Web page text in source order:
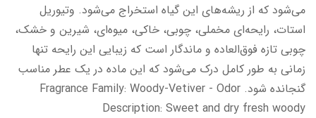
می‌شود که از ریشه‌های این گیاه استخراج می‌شود. وتیوریل
استات، رایحه‌ای مخملی، چوبی، خاکی، میوه‌ای، شیرین و خشک،
چوبی تازه فوق‌العاده و ماندگار است که زیبایی این رایحه تنها
زمانی به طور کامل درک می‌شود که این ماده در یک عطر مناسب
گنجانده شود. Fragrance Family: Woody-Vetiver - Odor
Description: Sweet and dry fresh woody